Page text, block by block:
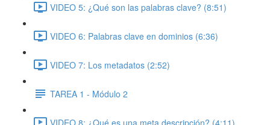
VIDEO 5: ¿Qué son las palabras clave? (8:51)
VIDEO 6: Palabras clave en dominios (6:36)
VIDEO 7: Los metadatos (2:52)
TAREA 1 - Módulo 2
VIDEO 8: ¿Qué es una meta descripción? (4:11)